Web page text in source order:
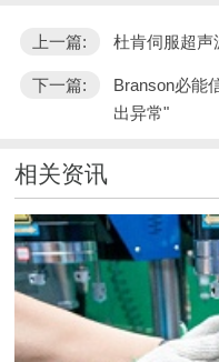
上一篇: 杜肯伺服超声
下一篇:
Branson必能
出异常"
相关资讯